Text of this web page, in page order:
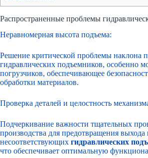
Распространенные проблемы
Неравномерная высота подъема:
Решение критической проблемы наклона
гидравлических подъемников, особенно
погрузчиков, обеспечивающее
обработки материалов.
Проверка деталей и целостность
Подчеркивание важности тщательных
производства для предотвращения
несоответствующих гидравлических
что обеспечивает оптимальную